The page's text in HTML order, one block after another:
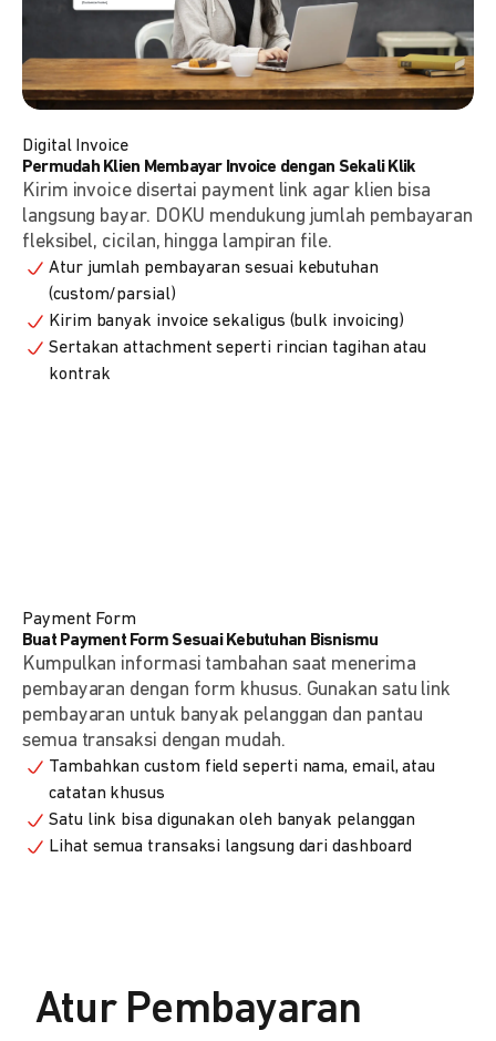
Digital Invoice
Permudah Klien Membayar Invoice dengan Sekali Klik
Kirim invoice disertai payment link agar klien bisa
langsung bayar. DOKU mendukung jumlah pembayaran
fleksibel, cicilan, hingga lampiran file.
Atur jumlah pembayaran sesuai kebutuhan
(custom/parsial)
Kirim banyak invoice sekaligus (bulk invoicing)
Sertakan attachment seperti rincian tagihan atau
kontrak
Payment Form
Buat Payment Form Sesuai Kebutuhan Bisnismu
Kumpulkan informasi tambahan saat menerima
pembayaran dengan form khusus. Gunakan satu link
pembayaran untuk banyak pelanggan dan pantau
semua transaksi dengan mudah.
Tambahkan custom field seperti nama, email, atau
catatan khusus
Satu link bisa digunakan oleh banyak pelanggan
Lihat semua transaksi langsung dari dashboard
Atur Pembayaran